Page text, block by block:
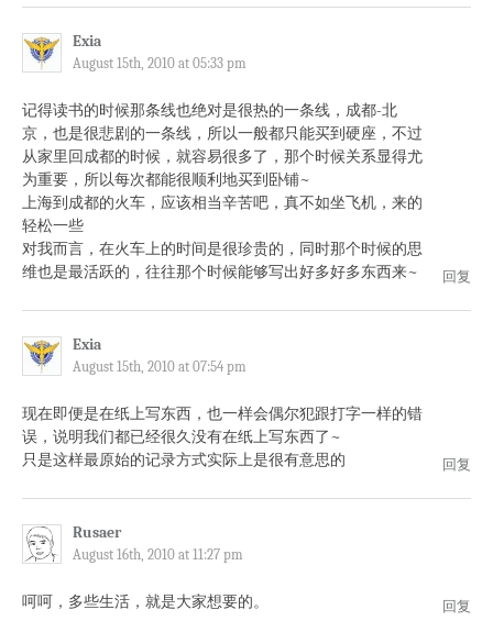
Exia
August 15th, 2010 at 05:33 pm
记得读书的时候那条线也绝对是很热的一条线，成都-北
京，也是很悲剧的一条线，所以一般都只能买到硬座，不过
从家里回成都的时候，就容易很多了，那个时候关系显得尤
为重要，所以每次都能很顺利地买到卧铺~
上海到成都的火车，应该相当辛苦吧，真不如坐飞机，来的
轻松一些
对我而言，在火车上的时间是很珍贵的，同时那个时候的思
维也是最活跃的，往往那个时候能够写出好多好多东西来~
回复
Exia
August 15th, 2010 at 07:54 pm
现在即便是在纸上写东西，也一样会偶尔犯跟打字一样的错
误，说明我们都已经很久没有在纸上写东西了~
只是这样最原始的记录方式实际上是很有意思的
回复
Rusaer
August 16th, 2010 at 11:27 pm
呵呵，多些生活，就是大家想要的。 回复